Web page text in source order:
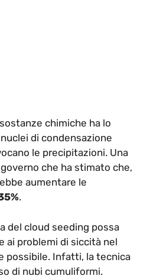
chimiche ha lo
di condensazione
le precipitazioni. Una
che ha stimato che,
aumentare le
.
del cloud seeding possa
ai problemi di siccità nel
possibile. Infatti, la tecnica
di nubi cumuliformi.